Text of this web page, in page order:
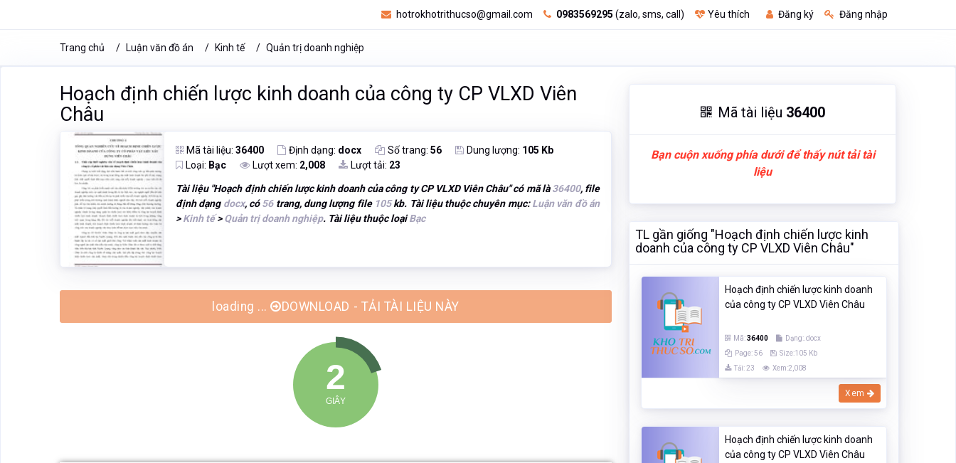
hotrokhotrithucso@gmail.com 0983569295 (zalo, sms, call) Yêu thích Đăng ký Đăng nhập
Trang chủ Luận văn đồ án Kinh tế Quản trị doanh nghiệp
Hoạch định chiến lược kinh doanh của công ty CP VLXD Viên
Châu
Mã tài liệu:36400 Định dạng: docx Số trang:56 Dung lượng: 105 Kb
Loại: Bạc Lượt xem: 2,008 Lượt tải: 23
Tài liệu "Hoạch định chiến lược kinh doanh của công ty CP VLXD Viên Châu" có mã là36400, file
định dạng docx, có56trang, dung lượng file 105kb. Tài liệu thuộc chuyên mục:Luận văn đồ án
>Kinh tế>Quản trị doanh nghiệp. Tài liệu thuộc loạiBạc
loading ... DOWNLOAD - TẢI TÀI LIỆU NÀY
Mã tài liệu 36400
Bạn cuộn xuống phía dưới để thấy nút tải tài
liệu
TL gần giống "Hoạch định chiến lược kinh
doanh của công ty CP VLXD Viên Châu"
Hoạch định chiến lược kinh doanh
của công ty CP VLXD Viên Châu
Mã:36400
Dạng:.docx
Page: 56
Size:105 Kb
Tải: 23
Xem:2,008
Xem
Hoạch định chiến lược kinh doanh
của công ty CP VLXD Viên Châu